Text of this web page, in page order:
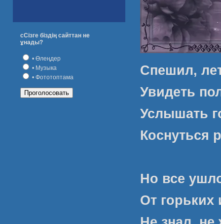
сСізге біздің сайттан не
ұнады?
• Өлеңдер
• Музыка
• Фототоптама
Спешил,
Увидеть
Услышать
Коснуться
Но все
От